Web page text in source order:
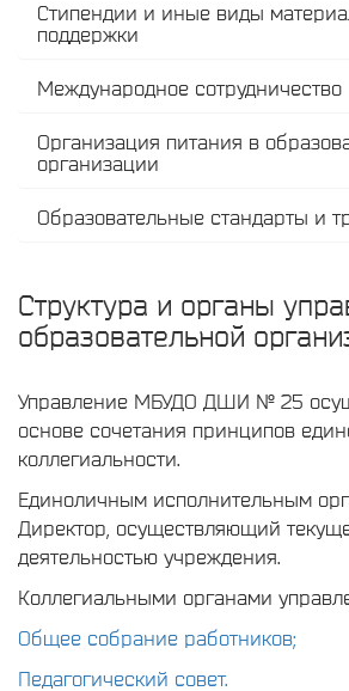
Стипендии и иные виды
поддержки
Международное сотрудничество
Организация питания в
организации
Образовательные стандарты и
Структура и органы
образовательной
Управление МБУДО ДШИ № 25
основе сочетания принципов
коллегиальности.
Единоличным исполнительным
Директор, осуществляющий
деятельностью учреждения.
Коллегиальными органами
Общее собрание работников;
Педагогический совет.